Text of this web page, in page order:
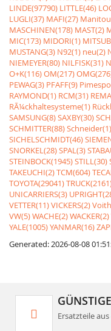
LINDE(97790) LITTLE(46)
LUGLI(37) MAFI(27)
MASCHINEN(178) MAST(2)
MIC(173) MIDORI(1)
MUSTANG(3) N92(1) neu(2)
NIEMEYER(80) NILFISK(31)
O+K(116)OM(217)
PEWAG(3) PFAFF(9)
RAYMOND(1) RCM(31)
RÃ¼ckhaltesysteme(1)
SAMSUNG(8)SAXBY(30)
SCHMITTER(88)Schneider(1)
SICHELSCHMIDT(46)
SNORKEL(28)SPAL(3)
STEINBOCK(1945)STILL(30)
TAKEUCHI(2)TCM(604)
TOYOTA(29041)
UNICARRIERS(3)
VETTER(11)VICKERS(2)
VW(5)WACHE(2)WACKER(2)
YALE(1005)YANMAR(16)
Generated: 2026-08-08
Ersatzteile